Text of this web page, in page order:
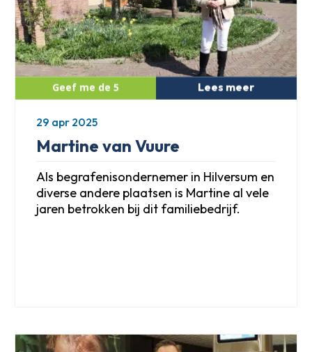
Martine van Vuure
Als begrafenisondernemer in Hilversum en
diverse andere plaatsen is Martine al vele
jaren betrokken bij dit familiebedrijf.
Lees meer
29 apr 2025